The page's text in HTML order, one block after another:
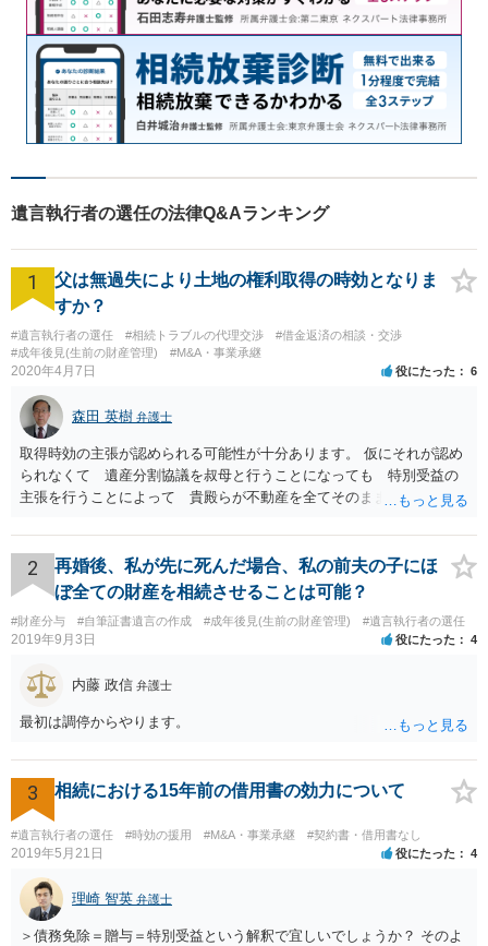
遺言執行者の選任の法律Q&Aランキング
1
父は無過失により土地の権利取得の時効となりま
すか？
#遺言執行者の選任 #相続トラブルの代理交渉
#借金返済の相談・交渉
#成年後見(生前の財産管理)
#M&A・事業承継
2020年4月7日 役にたった 6
森田 英樹 弁護士
取得時効の主張が認められる可能性が十分あります。 仮にそれが認め
られなくて 遺産分割協議を叔母と行うことになっても 特別受益の
主張を行うことによって 貴殿らが不動産を全てそのまま取得できる
2
再婚後、私が先に死んだ場合、私の前夫の子にほ
ぼ全ての財産を相続させることは可能？
#財産分与 #自筆証書遺言の作成 #成年後見(生前の財産管理) #遺言執行者の選任
2019年9月3日 役にたった 4
内藤 政信 弁護士
最初は調停からやります。
3 相続における15年前の借用書の効力について
#遺言執行者の選任 #時効の援用 #M&A・事業承継 #契約書・借用書なし
2019年5月21日 役にたった 4
理崎 智英 弁護士
＞債務免除＝贈与＝特別受益という解釈で宜しいでしょうか？ そのよ